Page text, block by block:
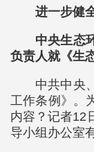
进一步健
中央生态
负责人就《生
中共中央
工作条例》。
内容？记者12
导小组办公室